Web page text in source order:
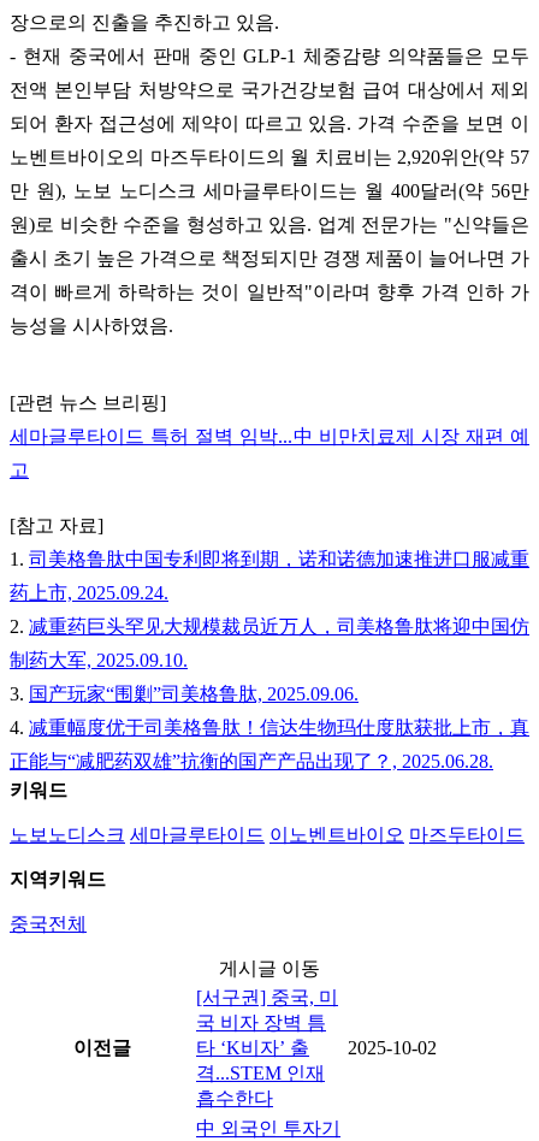
장으로의 진출을 추진하고 있음.
- 현재 중국에서 판매 중인 GLP-1 체중감량 의약품들은 모두
전액 본인부담 처방약으로 국가건강보험 급여 대상에서 제외
되어 환자 접근성에 제약이 따르고 있음. 가격 수준을 보면 이
노벤트바이오의 마즈두타이드의 월 치료비는 2,920위안(약 57
만 원), 노보 노디스크 세마글루타이드는 월 400달러(약 56만
원)로 비슷한 수준을 형성하고 있음. 업계 전문가는 "신약들은
출시 초기 높은 가격으로 책정되지만 경쟁 제품이 늘어나면 가
격이 빠르게 하락하는 것이 일반적"이라며 향후 가격 인하 가
능성을 시사하였음.
[관련 뉴스 브리핑]
세마글루타이드 특허 절벽 임박...中 비만치료제 시장 재편 예
고
[참고 자료]
1. 司美格鲁肽中国专利即将到期，诺和诺德加速推进口服减重
药上市, 2025.09.24.
2. 减重药巨头罕见大规模裁员近万人，司美格鲁肽将迎中国仿
制药大军, 2025.09.10.
3. 国产玩家“围剿”司美格鲁肽, 2025.09.06.
4. 减重幅度优于司美格鲁肽！信达生物玛仕度肽获批上市，真
正能与“减肥药双雄”抗衡的国产产品出现了？, 2025.06.28.
키워드
노보노디스크 세마글루타이드 이노벤트바이오 마즈두타이드
지역키워드
중국전체
게시글 이동
이전글
[서구권] 중국, 미
국 비자 장벽 틈
타 ‘K비자’ 출
격...STEM 인재
흡수한다
2025-10-02
中 외국인 투자기